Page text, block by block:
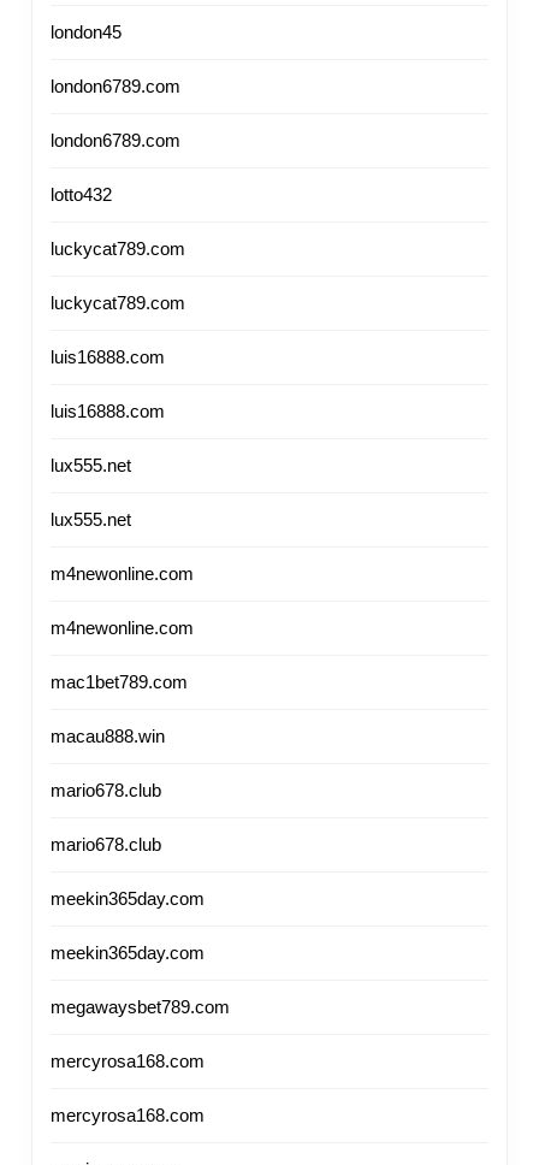
london45
london6789.com
london6789.com
lotto432
luckycat789.com
luckycat789.com
luis16888.com
luis16888.com
lux555.net
lux555.net
m4newonline.com
m4newonline.com
mac1bet789.com
macau888.win
mario678.club
mario678.club
meekin365day.com
meekin365day.com
megawaysbet789.com
mercyrosa168.com
mercyrosa168.com